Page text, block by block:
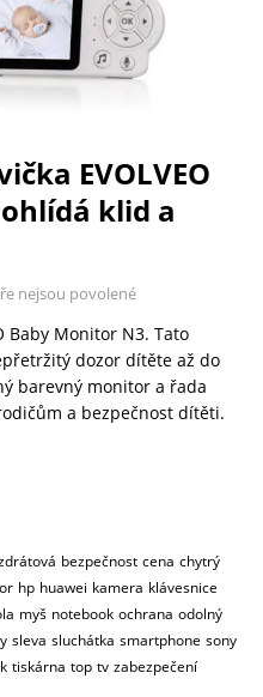
EVOLVEO
klid a
nejsou povolené
Baby Monitor N3. Tato
dozor dítěte až do
barevný monitor a řada
a bezpečnost dítěti.
bezpečnost cena chytrý
hp huawei kamera klávesnice
myš notebook ochrana odolný
sleva sluchátka smartphone sony
tiskárna top tv zabezpečení